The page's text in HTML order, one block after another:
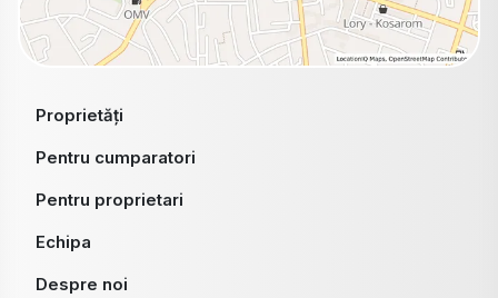
Proprietăți
Pentru cumparatori
Pentru proprietari
Echipa
Despre noi